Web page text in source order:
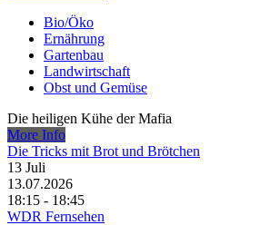
Bio/Öko
Ernährung
Gartenbau
Landwirtschaft
Obst und Gemüse
Die heiligen Kühe der Mafia
More Info
Die Tricks mit Brot und Brötchen
13 Juli
13.07.2026
18:15 - 18:45
WDR Fernsehen